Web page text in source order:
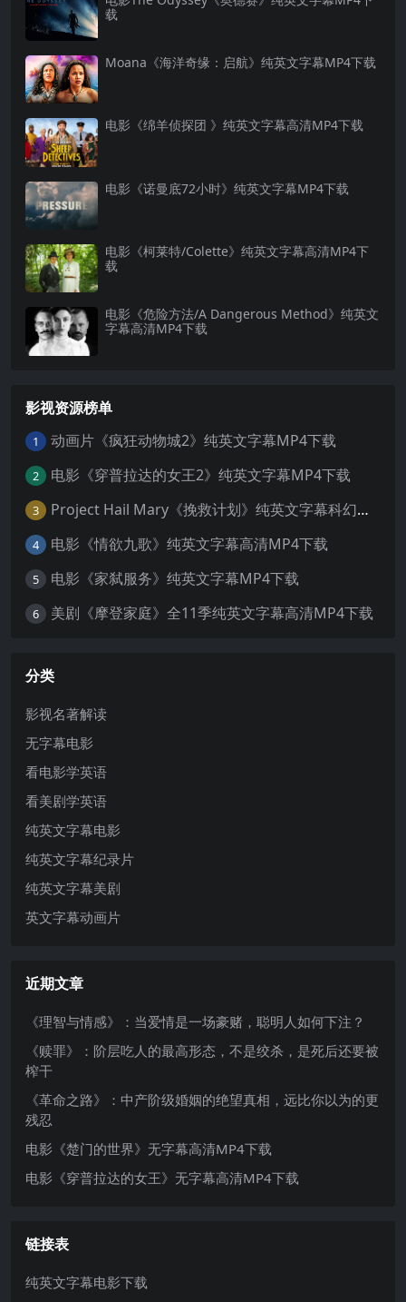
载
Moana《海洋奇缘：启航》纯英文字幕MP4下载
电影《绵羊侦探团 》纯英文字幕高清MP4下载
电影《诺曼底72小时》纯英文字幕MP4下载
电影《柯莱特/Colette》纯英文字幕高清MP4下
载
电影《危险方法/A Dangerous Method》纯英文
字幕高清MP4下载
影视资源榜单
1 动画片《疯狂动物城2》纯英文字幕MP4下载
2 电影《穿普拉达的女王2》纯英文字幕MP4下载
3 Project Hail Mary《挽救计划》纯英文字幕科幻电影MP4下载
4 电影《情欲九歌》纯英文字幕高清MP4下载
5 电影《家弑服务》纯英文字幕MP4下载
6 美剧《摩登家庭》全11季纯英文字幕高清MP4下载
分类
影视名著解读
无字幕电影
看电影学英语
看美剧学英语
纯英文字幕电影
纯英文字幕纪录片
纯英文字幕美剧
英文字幕动画片
近期文章
《理智与情感》：当爱情是一场豪赌，聪明人如何下注？
《赎罪》：阶层吃人的最高形态，不是绞杀，是死后还要被
榨干
《革命之路》：中产阶级婚姻的绝望真相，远比你以为的更
残忍
电影《楚门的世界》无字幕高清MP4下载
电影《穿普拉达的女王》无字幕高清MP4下载
链接表
纯英文字幕电影下载